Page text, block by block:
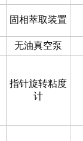
固相萃取装置
无油真空泵
指针旋转粘度
计